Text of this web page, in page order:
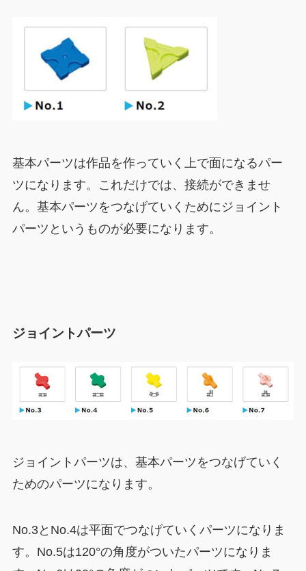
基本パーツは作品を作っていく上で面になるパー
ツになります。これだけでは、接続ができませ
ん。基本パーツをつなげていくためにジョイント
パーツというものが必要になります。
ジョイントパーツ
ジョイントパーツは、基本パーツをつなげていく
ためのパーツになります。
No.3とNo.4は平面でつなげていくパーツになりま
す。No.5は120°の角度がついたパーツになりま